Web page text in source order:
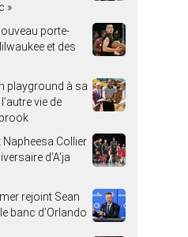
»
porte-
et des
playground à sa
vie de
Napheesa Collier
d’A’ja
rejoint Sean
banc d’Orlando